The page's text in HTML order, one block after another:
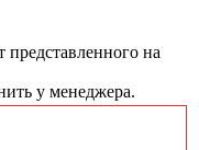
представленного на
у менеджера.